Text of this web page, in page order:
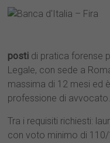
posti di pratica forense
Legale, con sede a
massima di 12 mesi ed
professione di avvocato.
Tra i requisiti richiesti:
con voto minimo di